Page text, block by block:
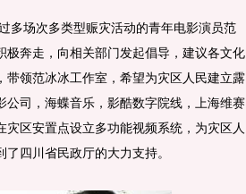
场次多类型赈灾活动的青年电影演员范
奔走，向相关部门发起倡导，建议各文化
领范冰冰工作室，希望为灾区人民建立露
司，海蝶音乐，影酷数字院线，上海维赛
区安置点设立多功能视频系统，为灾区人
四川省民政厅的大力支持。